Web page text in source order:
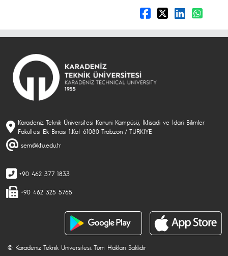
Karadeniz Teknik Üniversitesi Kanuni Kampüsü, İktisadi ve İdari Bilimler
Fakültesi Ek Binası 1.Kat 61080 Trabzon / TÜRKİYE
sem@ktu.edu.tr
+90 462 377 1833
+90 462 325 5765
© Karadeniz Teknik Üniversitesi. Tüm Hakları Saklıdır